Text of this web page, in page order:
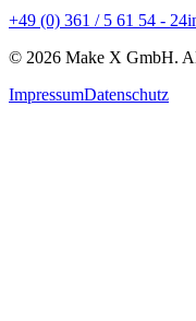
+49 (0) 361 / 5 61 54 - 24
© 2026 Make X GmbH.
ImpressumDatenschutz